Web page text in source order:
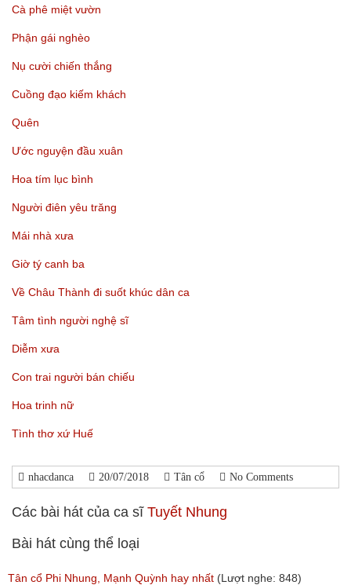
Cà phê miệt vườn
Phận gái nghèo
Nụ cười chiến thắng
Cuồng đạo kiếm khách
Quên
Ước nguyện đầu xuân
Hoa tím lục bình
Người điên yêu trăng
Mái nhà xưa
Giờ tý canh ba
Về Châu Thành đi suốt khúc dân ca
Tâm tình người nghệ sĩ
Diễm xưa
Con trai người bán chiếu
Hoa trinh nữ
Tình thơ xứ Huế
nhacdanca 20/07/2018 Tân cổ No Comments
Các bài hát của ca sĩ Tuyết Nhung
Bài hát cùng thể loại
Tân cổ Phi Nhung, Mạnh Quỳnh hay nhất (Lượt nghe: 848)